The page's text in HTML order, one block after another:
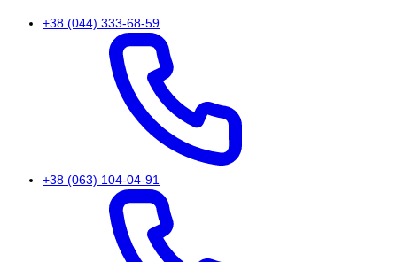
+38 (044) 333-68-59
+38 (063) 104-04-91